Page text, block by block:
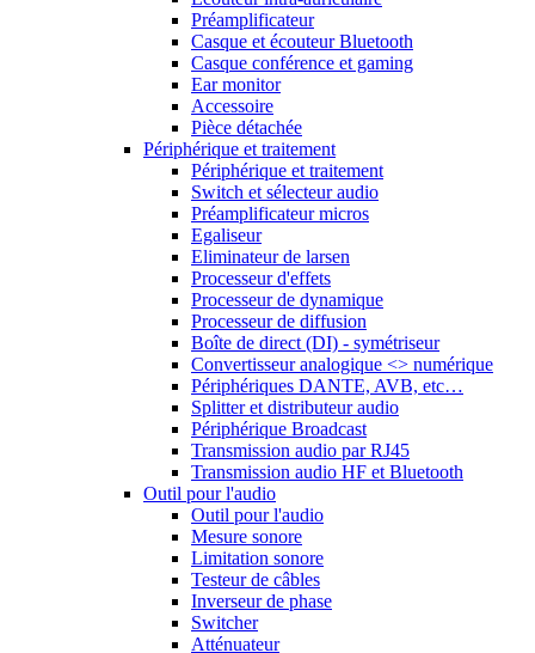
Préamplificateur
Casque et écouteur Bluetooth
Casque conférence et gaming
Ear monitor
Accessoire
Pièce détachée
Périphérique et traitement
Périphérique et traitement
Switch et sélecteur audio
Préamplificateur micros
Egaliseur
Eliminateur de larsen
Processeur d'effets
Processeur de dynamique
Processeur de diffusion
Boîte de direct (DI) - symétriseur
Convertisseur analogique <> numérique
Périphériques DANTE, AVB, etc…
Splitter et distributeur audio
Périphérique Broadcast
Transmission audio par RJ45
Transmission audio HF et Bluetooth
Outil pour l'audio
Outil pour l'audio
Mesure sonore
Limitation sonore
Testeur de câbles
Inverseur de phase
Switcher
Atténuateur